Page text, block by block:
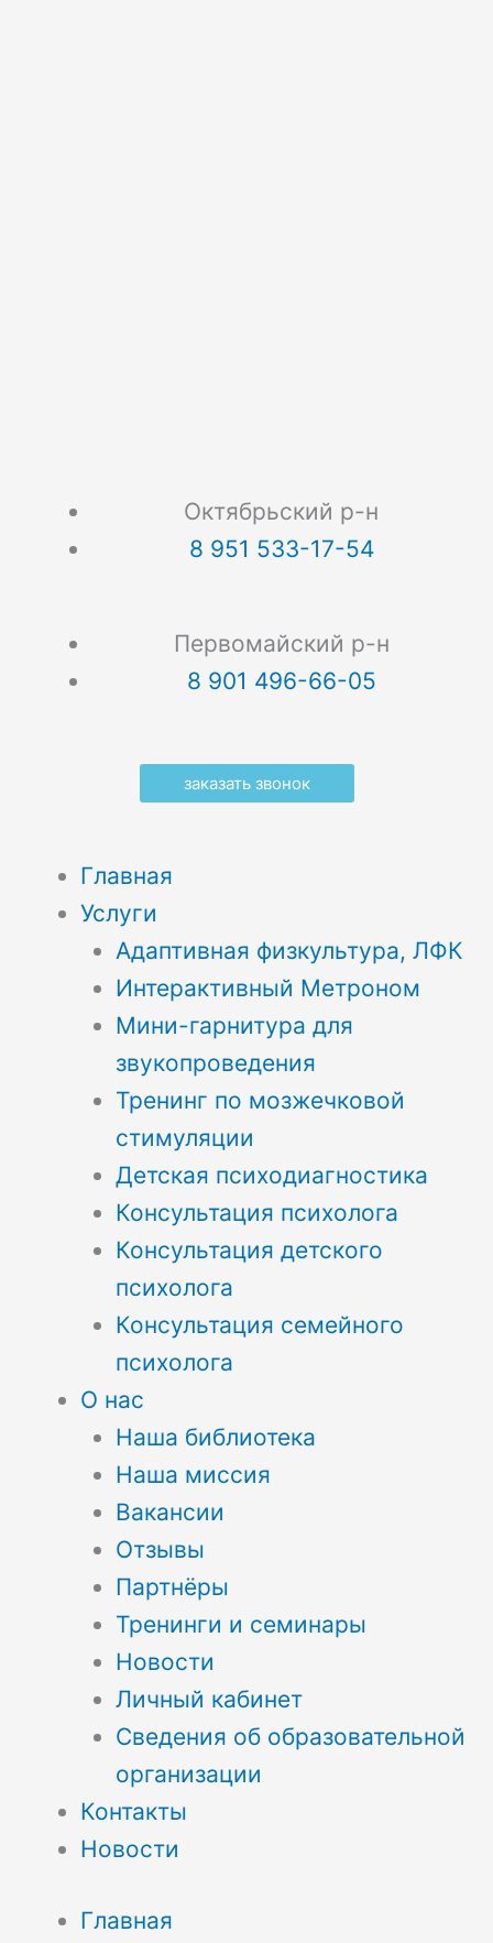
Октябрьский р-н
8 951 533-17-54
Первомайский р-н
8 901 496-66-05
заказать звонок
Главная
Услуги
Адаптивная физкультура, ЛФК
Интерактивный Метроном
Мини-гарнитура для
звукопроведения
Тренинг по мозжечковой
стимуляции
Детская психодиагностика
Консультация психолога
Консультация детского
психолога
Консультация семейного
психолога
О нас
Наша библиотека
Наша миссия
Вакансии
Отзывы
Партнёры
Тренинги и семинары
Новости
Личный кабинет
Сведения об образовательной
организации
Контакты
Новости
Главная